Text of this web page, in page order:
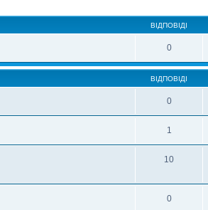
ВІДПОВІДІ
0
ВІДПОВІДІ
0
1
10
0